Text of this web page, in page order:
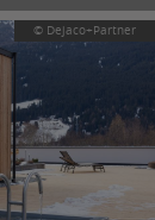
© Dejaco+Partner